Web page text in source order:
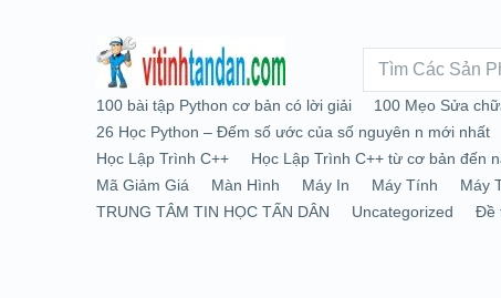
100 bài tập Python cơ bản có lời giải 100 Mẹo Sửa
26 Học Python – Đếm số ước của số nguyên n mới nhất
Học Lập Trình C++
Học Lập Trình C++ từ cơ bản đến
Mã Giảm Giá
Màn Hình Máy In Máy Tính Máy
TRUNG TÂM TIN HỌC TẤN DÂN
Uncategorized Đề